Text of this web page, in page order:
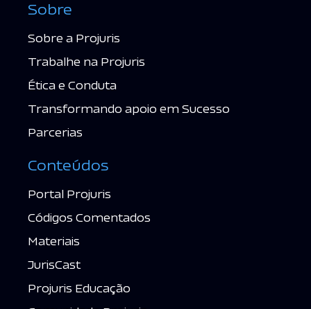
Sobre
Sobre a Projuris
Trabalhe na Projuris
Ética e Conduta
Transformando apoio em Sucesso
Parcerias
Conteúdos
Portal Projuris
Códigos Comentados
Materiais
JurisCast
Projuris Educação